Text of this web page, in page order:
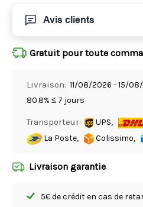
Avis clients
Gratuit pour toute
Livraison: 11/08/2026 - 15/
80.8% ≤ 7 jours
Transporteur: UPS,
La Poste,
Colissimo,
Livraison garantie
5€ de crédit en cas de